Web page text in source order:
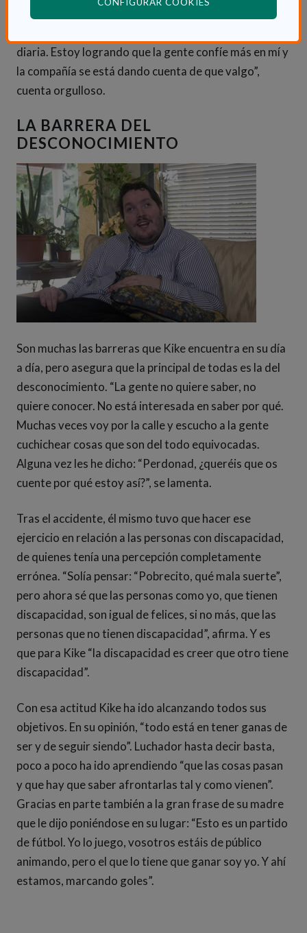
dieron en la compañía lo conseguí y, a día de hoy, lo
diaria. Estoy logrando que la gente confíe más en mí y
la compañía se está dando cuenta de que valgo”,
cuenta orgulloso.
LA BARRERA DEL
DESCONOCIMIENTO
Son muchas las barreras que Kike encuentra en su día
a día, pero asegura que la principal de todas es la del
desconocimiento. “La gente no quiere saber, no
quiere conocer. No está interesada en saber por qué.
Muchas veces voy por la calle y escucho a la gente
cuchichear cosas que son del todo equivocadas.
Alguna vez les he dicho: “Perdonad, ¿queréis que os
cuente por qué estoy así?”, se lamenta.
Tras el accidente, él mismo tuvo que hacer ese
ejercicio en relación a las personas con discapacidad,
de quienes tenía una percepción completamente
errónea. “Solía pensar: “Pobrecito, qué mala suerte”,
pero ahora sé que las personas como yo, que tienen
discapacidad, son igual de felices, si no más, que las
personas que no tienen discapacidad”, afirma. Y es
que para Kike “la discapacidad es creer que otro tiene
discapacidad”.
Con esa actitud Kike ha ido alcanzando todos sus
objetivos. En su opinión, “todo está en tener ganas de
ser y de seguir siendo”. Luchador hasta decir basta,
poco a poco ha ido aprendiendo “que las cosas pasan
y que hay que saber afrontarlas tal y como vienen”.
Gracias en parte también a la gran frase de su madre
que le dijo poniéndose en su lugar: “Esto es un partido
de fútbol. Yo lo juego, vosotros estáis de público
animando, pero el que lo tiene que ganar soy yo. Y ahí
estamos, marcando goles”.